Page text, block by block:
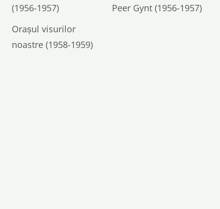
(1956-1957)
Peer Gynt (1956-1957)
Orașul visurilor
noastre (1958-1959)